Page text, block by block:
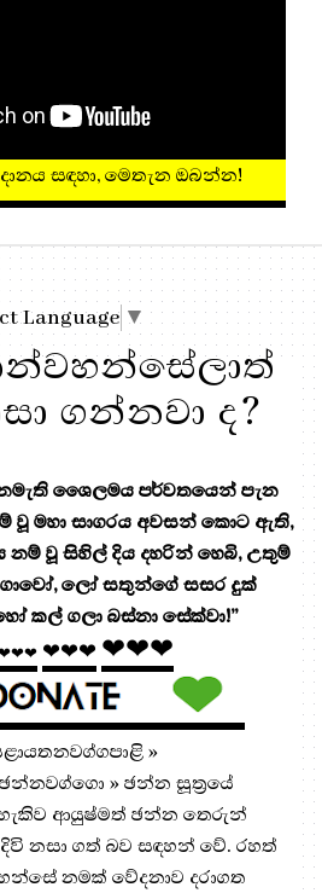
සඳහා, මෙතැන ඔබන්න!
Language ▼
ගන්නවා ද?
ශෛලමය පර්වතයෙන් පැන
වූ මහා සාගරය අවසන් කොට ඇති,
නම් වූ සිහිල් දිය දහරින් හෙබි, උතුම්
ලෝ සතුන්ගේ සසර දුක්
කල් ගලා බස්නා සේක්වා!”
❤❤❤ ❤❤❤
»
» ඡන්න සූත්‍රයේ
ආයුෂ්මත් ඡන්න තෙරුන්
නසා ගත් බව සඳහන් වේ. රහත්
නමක් වේදනාව දරාගත